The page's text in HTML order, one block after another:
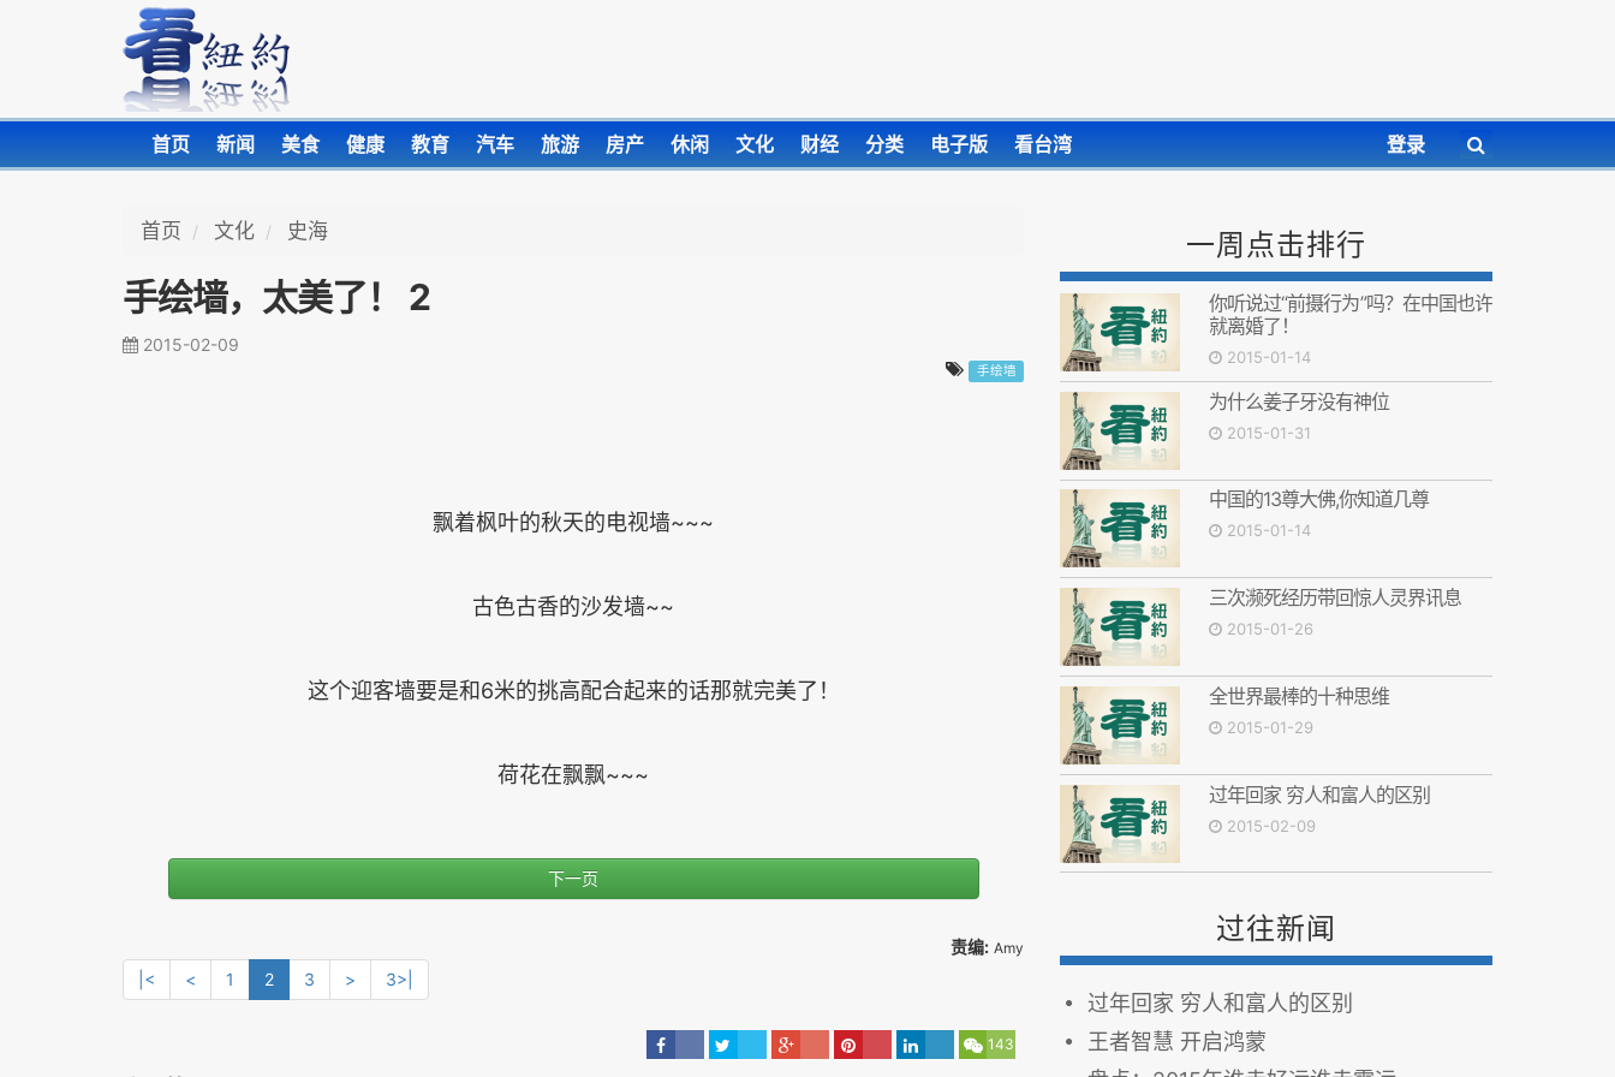
首页 新闻 美食 健康 教育 汽车 旅游 房产 休闲 文化 财经 分类 电子版 看台湾 登录
首页 文化 史海
手绘墙，太美了！ 2
2015-02-09
手绘墙
飘着枫叶的秋天的电视墙~~~
古色古香的沙发墙~~
这个迎客墙要是和6米的挑高配合起来的话那就完美了！
荷花在飘飘~~~
下一页
|< < 1 2 3 > 3>|
责编: Amy
143
一周点击排行
你听说过“前摄行为”吗？在中国也许
就离婚了！
2015-01-14
为什么姜子牙没有神位
2015-01-31
中国的13尊大佛,你知道几尊
2015-01-14
三次濒死经历带回惊人灵界讯息
2015-01-26
全世界最棒的十种思维
2015-01-29
过年回家 穷人和富人的区别
2015-02-09
过往新闻
过年回家 穷人和富人的区别
王者智慧 开启鸿蒙